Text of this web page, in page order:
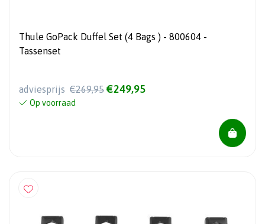
Thule GoPack Duffel Set (4 Bags ) - 800604 -
Tassenset
adviesprijs €269,95 €249,95
Op voorraad